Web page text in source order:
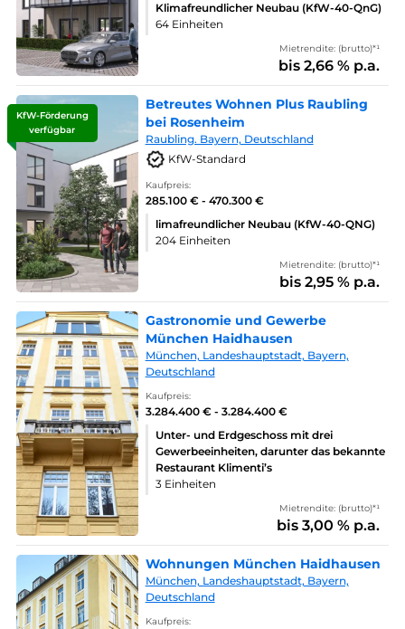
Klimafreundlicher Neubau (KfW-40-QnG)
64 Einheiten
Mietrendite: (brutto)*¹
bis 2,66 % p.a.
KfW-Förderung
verfügbar
Betreutes Wohnen Plus Raubling
bei Rosenheim
Raubling. Bayern, Deutschland
KfW-Standard
Kaufpreis:
285.100 € - 470.300 €
limafreundlicher Neubau (KfW-40-QNG)
204 Einheiten
Mietrendite: (brutto)*¹
bis 2,95 % p.a.
Gastronomie und Gewerbe
München Haidhausen
München, Landeshauptstadt, Bayern,
Deutschland
Kaufpreis:
3.284.400 € - 3.284.400 €
Unter- und Erdgeschoss mit drei
Gewerbeeinheiten, darunter das bekannte
Restaurant Klimenti’s
3 Einheiten
Mietrendite: (brutto)*¹
bis 3,00 % p.a.
Wohnungen München Haidhausen
München, Landeshauptstadt, Bayern,
Deutschland
Kaufpreis: